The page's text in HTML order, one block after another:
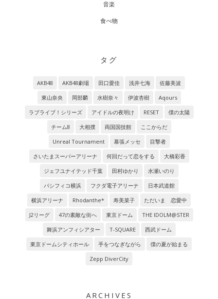
音楽
食べ物
タグ
AKB48 AKB48劇場 田口愛佳 浅井七海
佐藤美波
東山奈央
岡部麟 水樹奈々 伊波杏樹
Aqours
ラブライブ！シリーズ
アイドルの夜明け RESET
僕の太陽
チーム8
大相撲 両国国技館
ここからだ
Unreal Tournament
幕張メッセ
目撃者
さいたまスーパーアリーナ
何回だって恋をする
大橋彩香
ジェフユナイテッド千葉
田村ゆかり
水瀬いのり
パシフィコ横浜
フクダ電子アリーナ
日本武道館
横浜アリーナ
Rhodanthe* 寿美菜子
ただいま 恋愛中
J2リーグ
47の素敵な街へ 東京ドーム
THE IDOLM@STER
舞浜アンフィシアター
T-SQUARE
西武ドーム
東京ドームシティホール
手をつなぎながら
僕の夏が始まる
Zepp DiverCity
ARCHIVES